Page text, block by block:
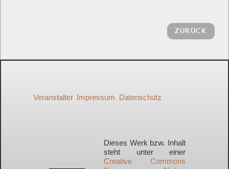
ZURÜCK
Veranstalter Impressum Datenschutz
Dieses Werk bzw. Inhalt
steht unter einer
Creative Commons